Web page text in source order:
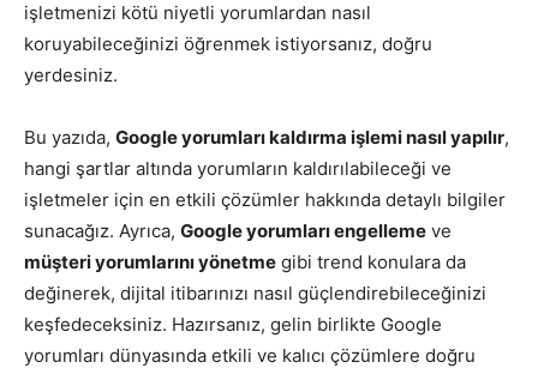
işletmenizi kötü niyetli yorumlardan nasıl
koruyabileceğinizi öğrenmek istiyorsanız, doğru
yerdesiniz.
Bu yazıda, Google yorumları kaldırma işlemi nasıl yapılır,
hangi şartlar altında yorumların kaldırılabileceği ve
işletmeler için en etkili çözümler hakkında detaylı bilgiler
sunacağız. Ayrıca, Google yorumları engelleme ve
müşteri yorumlarını yönetme gibi trend konulara da
değinerek, dijital itibarınızı nasıl güçlendirebileceğinizi
keşfedeceksiniz. Hazırsanız, gelin birlikte Google
yorumları dünyasında etkili ve kalıcı çözümlere doğru